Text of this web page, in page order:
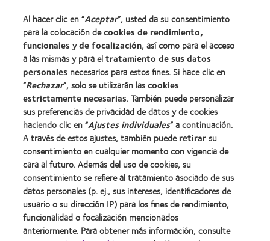
Usuario experimentado
Blog
Sobre nosotros
Carreras
Noticias
Contacto
Legal
Política de privacidad
Aviso Legal
Aviso de cookies
Al hacer clic en “Aceptar”, usted da su consentimiento
para la colocación decookies de rendimiento,
funcionalesyde focalización, así como para el acceso
a las mismas y para eltratamiento de sus datos
personales necesarios para estos fines. Si hace clic en
“Rechazar”, solo se utilizarán lascookies
estrictamente necesarias. También puede personalizar
sus preferencias de privacidad de datos y de cookies
haciendo clic en “Ajustes individuales” a continuación.
A través de estos ajustes, también puederetirarsu
consentimiento en cualquier momento con vigencia de
cara al futuro. Además del uso de cookies, su
consentimiento se refiere al tratamiento asociado de sus
datos personales (p. ej., sus intereses, identificadores de
usuario o su dirección IP) para los fines de rendimiento,
funcionalidad o focalización mencionados
anteriormente. Para obtener más información, consulte